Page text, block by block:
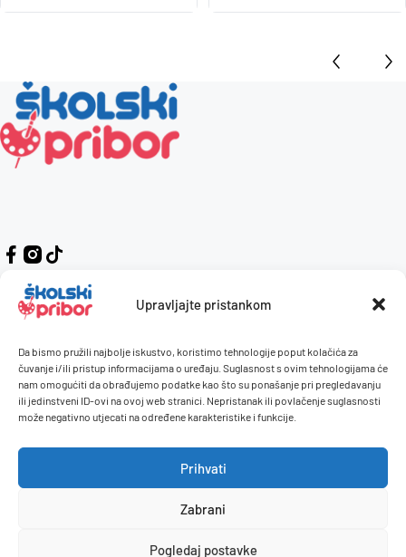
Upravljajte pristankom
Da bismo pružili najbolje iskustvo, koristimo tehnologije poput kolačića za
čuvanje i/ili pristup informacijama o uređaju. Suglasnost s ovim tehnologijama će
nam omogućiti da obrađujemo podatke kao što su ponašanje pri pregledavanju
ili jedinstveni ID-ovi na ovoj web stranici. Nepristanak ili povlačenje suglasnosti
može negativno utjecati na određene karakteristike i funkcije.
Prihvati
Zabrani
Pogledaj postavke
Kontakt
O nama
Naručivanje i plaćanje
Uvjeti korištenja
Pravilnik giveaway
Politika privatnosti
Povrati / reklamacije